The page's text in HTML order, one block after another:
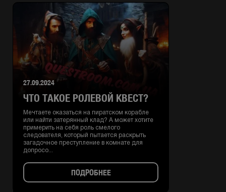
ЧТО ТАКОЕ РОЛЕВОЙ КВЕСТ?
Мечтаете оказаться на пиратском корабле
или найти затерянный клад? А может хотите
примерить на себя роль смелого
следователя, который пытается раскрыть
загадочное преступление в комнате для
допросо...
27.09.2024
ПОДРОБНЕЕ